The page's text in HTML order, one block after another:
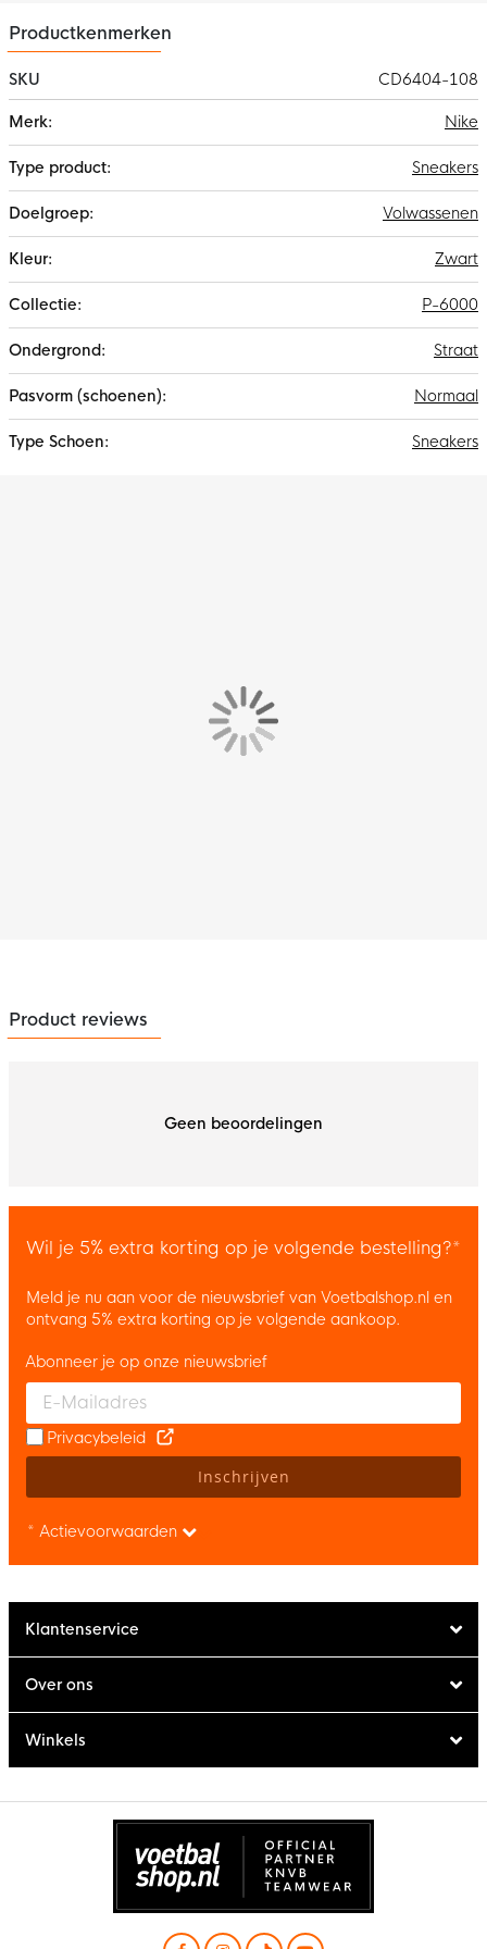
Productkenmerken
SKU
CD6404-108
informatie
Nike
Sneakers
Volwassenen
Zwart
P-6000
Straat
Normaal
Sneakers
Product reviews
Geen beoordelingen
Wil je 5% extra korting op je volgende bestelling?*
Meld je nu aan voor de nieuwsbrief van Voetbalshop.nl en
ontvang 5% extra korting op je volgende aankoop.
Enter your email and accept the privacy policy to subscribe to
Abonneer je op onze nieuwsbrief
Privacybeleid
Inschrijven
* Actievoorwaarden
Klantenservice
Over ons
Winkels